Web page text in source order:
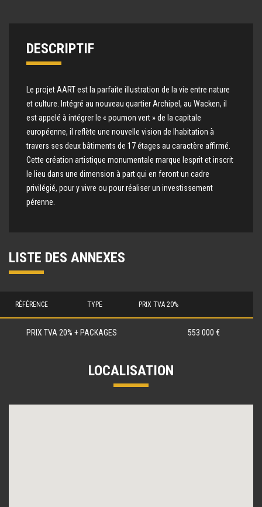
DESCRIPTIF
Le projet AART est la parfaite illustration de la vie entre nature
et culture. Intégré au nouveau quartier Archipel, au Wacken, il
est appelé à intégrer le « poumon vert » de la capitale
européenne, il reflète une nouvelle vision de lhabitation à
travers ses deux bâtiments de 17 étages au caractère affirmé.
Cette création artistique monumentale marque lesprit et inscrit
le lieu dans une dimension à part qui en feront un cadre
privilégié, pour y vivre ou pour réaliser un investissement
pérenne.
LISTE DES ANNEXES
RÉFÉRENCE TYPE PRIX TVA 20%
PRIX TVA 20% + PACKAGES 553 000 €
LOCALISATION